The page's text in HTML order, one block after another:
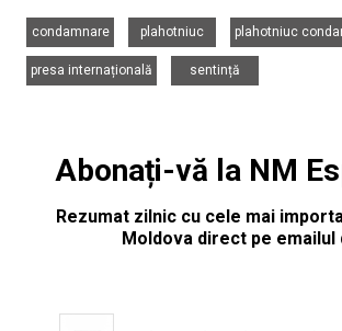
condamnare
plahotniuc
plahotniuc
presa internațională
sentință
Abonați-vă la NM
Rezumat zilnic cu cele mai
Moldova direct pe emailul